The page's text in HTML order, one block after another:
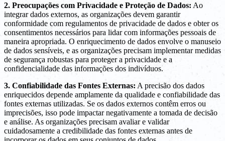
2. Preocupações com Privacidade e Proteção de Dados: Ao
integrar dados externos, as organizações devem garantir
conformidade com regulamentos de privacidade de dados e obter os
consentimentos necessários para lidar com informações pessoais de
maneira apropriada. O enriquecimento de dados envolve o manuseio
de dados sensíveis, e as organizações precisam implementar medidas
de segurança robustas para proteger a privacidade e a
confidencialidade das informações dos indivíduos.
3. Confiabilidade das Fontes Externas: A precisão dos dados
enriquecidos depende amplamente da qualidade e confiabilidade das
fontes externas utilizadas. Se os dados externos contêm erros ou
imprecisões, isso pode impactar negativamente a tomada de decisão
e análise. As organizações precisam avaliar e validar
cuidadosamente a credibilidade das fontes externas antes de